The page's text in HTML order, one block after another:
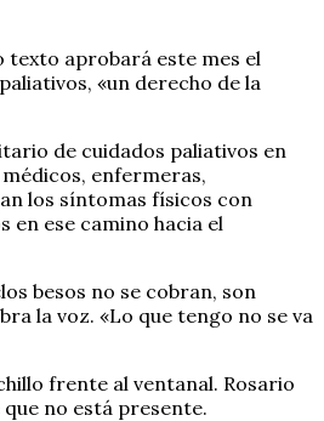
texto aprobará este mes el
«un derecho de la
de cuidados paliativos en
enfermeras,
los síntomas físicos con
ese camino hacia el
besos no se cobran, son
la voz. «Lo que tengo no se va
frente al ventanal. Rosario
no está presente.